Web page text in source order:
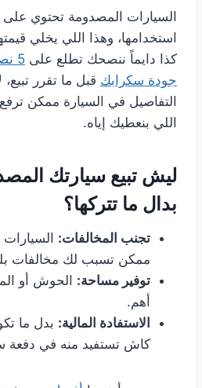
السيارات المصدومة تحتوي
استخدامها، وهذا اللي يخلي
كذا دايماً ننصحك تطلع على
5
جودة سكرابك قبل ما تقرر
التفاصيل في السيارة ممكن
اللي بنعطيك إياه.
ليش تبيع سيارتك
بدال ما تتركها؟
تجنب المخالفات:
ممكن تسبب لك مخالفات
توفير مساحة: الحوش أو
أهم.
الاستفادة المالية: بدل ما
كاش تستفيد منه في دفعة